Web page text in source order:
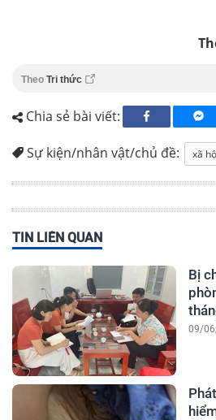
Theo Tri thức
Chia sẻ bài viết:
Sự kiện/nhân vật/chủ đề: xã
TIN LIÊN QUAN
Bị
09/